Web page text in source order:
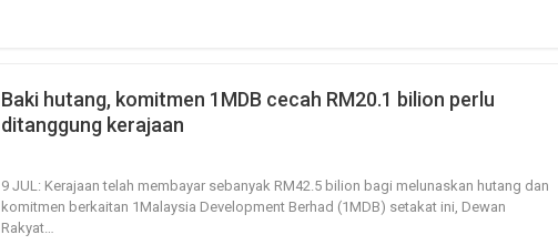
Baki hutang, komitmen 1MDB cecah RM20.1 bilion perlu
ditanggung kerajaan
9 JUL: Kerajaan telah membayar sebanyak RM42.5 bilion bagi melunaskan hutang dan
komitmen berkaitan 1Malaysia Development Berhad (1MDB) setakat ini, Dewan
Rakyat…